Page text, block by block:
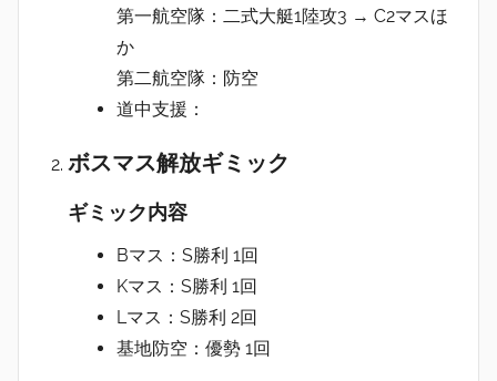
第一航空隊：二式大艇1陸攻3 → C2マスほ
か
第二航空隊：防空
道中支援：
ボスマス解放ギミック
ギミック内容
Bマス：S勝利 1回
Kマス：S勝利 1回
Lマス：S勝利 2回
基地防空：優勢 1回